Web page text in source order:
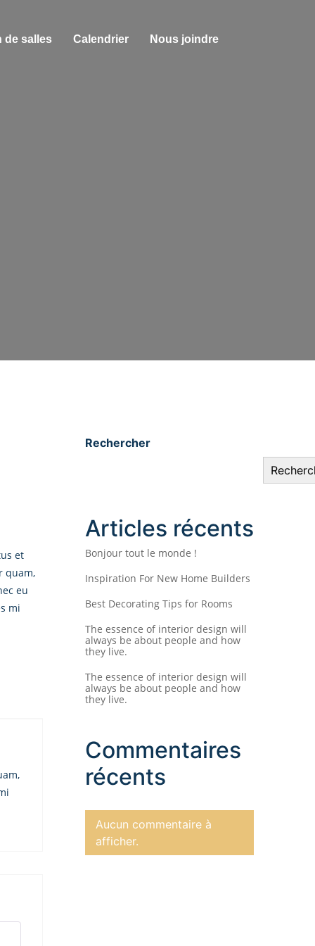
de salles Calendrier Nous joindre
et
quam,
eu
mi
Rechercher
Articles récents
Bonjour tout le monde !
Inspiration For New Home Builders
Best Decorating Tips for Rooms
The essence of interior design will
always be about people and how
they live.
The essence of interior design will
always be about people and how
they live.
Commentaires
récents
Aucun commentaire à
afficher.